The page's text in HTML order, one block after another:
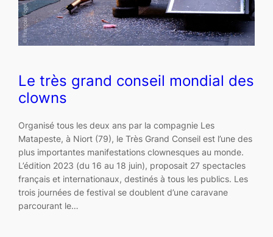
Le très grand conseil mondial des
clowns
Organisé tous les deux ans par la compagnie Les
Matapeste, à Niort (79), le Très Grand Conseil est l’une des
plus importantes manifestations clownesques au monde.
L’édition 2023 (du 16 au 18 juin), proposait 27 spectacles
français et internationaux, destinés à tous les publics. Les
trois journées de festival se doublent d’une caravane
parcourant le…